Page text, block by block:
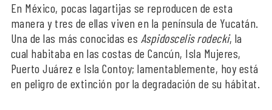
En México, pocas lagartijas se reproducen de esta
manera y tres de ellas viven en la península de Yucatán.
Una de las más conocidas es Aspidoscelis rodecki, la
cual habitaba en las costas de Cancún, Isla Mujeres,
Puerto Juárez e Isla Contoy; lamentablemente, hoy está
en peligro de extinción por la degradación de su hábitat.